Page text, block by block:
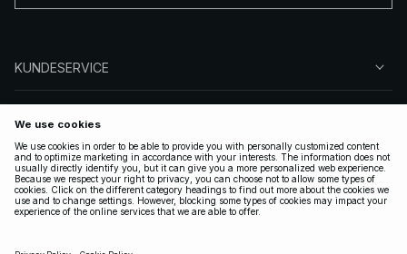
KUNDESERVICE
FØLG OS
GYLDIGE